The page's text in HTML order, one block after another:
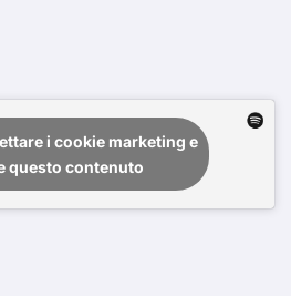
i cookie marketing e
questo contenuto